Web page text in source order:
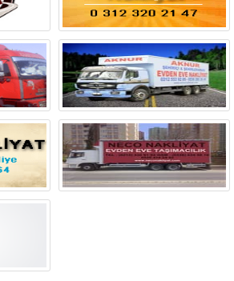
Erzincan
Eskişehir
Giresun
Hakkari
Iğdır
İstanbul
K.Maraş
Kırıkkale